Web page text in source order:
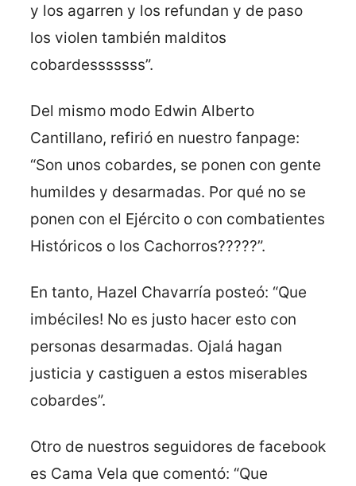
y los agarren y los refundan y de paso
los violen también malditos
cobardesssssss”.
Del mismo modo Edwin Alberto
Cantillano, refirió en nuestro fanpage:
“Son unos cobardes, se ponen con gente
humildes y desarmadas. Por qué no se
ponen con el Ejército o con combatientes
Históricos o los Cachorros?????”.
En tanto, Hazel Chavarría posteó: “Que
imbéciles! No es justo hacer esto con
personas desarmadas. Ojalá hagan
justicia y castiguen a estos miserables
cobardes”.
Otro de nuestros seguidores de facebook
es Cama Vela que comentó: “Que